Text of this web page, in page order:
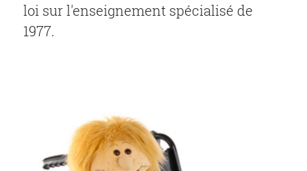
loi sur l'enseignement spécialisé de
1977.